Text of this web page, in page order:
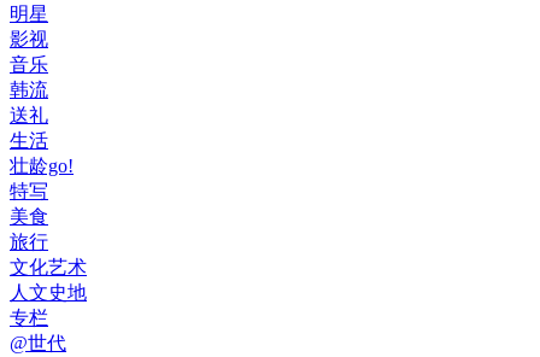
明星
影视
音乐
韩流
送礼
生活
壮龄go!
特写
美食
旅行
文化艺术
人文史地
专栏
@世代